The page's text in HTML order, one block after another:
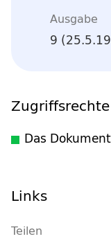
Ausgabe
9
Zugriffsrechte
Das
Links
Teilen